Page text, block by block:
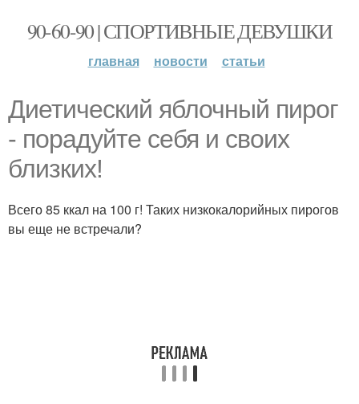
90-60-90 | СПОРТИВНЫЕ ДЕВУШКИ
главная новости статьи
Диетический яблочный пирог
- порадуйте себя и своих
близких!
Всего 85 ккал на 100 г! Таких низкокалорийных пирогов
вы еще не встречали?